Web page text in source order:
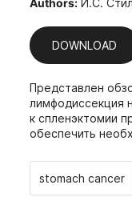
DOWNLOAD
Представлен
лимфодиссекция
к спленэктомии
обеспечить
stomach cancer